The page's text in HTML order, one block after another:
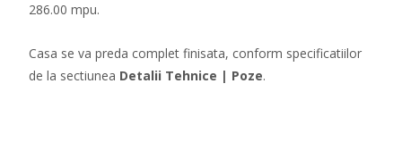
286.00 mpu.
Casa se va preda complet finisata, conform specificatiilor
de la sectiunea Detalii Tehnice | Poze.